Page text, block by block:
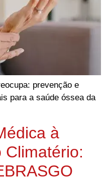
prevenção e
para a saúde óssea da
à
Climatério: